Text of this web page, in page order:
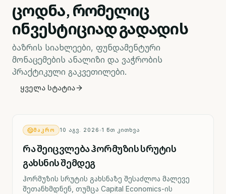
ცოდნა, რომელიც
ინვესტიციად გადადის
ბაზრის სიახლეები, ფუნდამენტური
მონაცემების ანალიზი და ვაჭრობის
პრაქტიკული გაკვეთილები.
ყველა სტატია
ᲛᲐᲙᲠᲝ 10 ᲐᲒᲕ. 2026 1 ᲬᲗ ᲙᲘᲗᲮᲕᲐ
რა შეიცვლება ჰორმუზის სრუტის
გახსნის შემდეგ
ჰორმუზის სრუტის გახსნაზე შესაძლოა მალევე
შეთანხმდნენ, თუმცა Capital Economics-ის